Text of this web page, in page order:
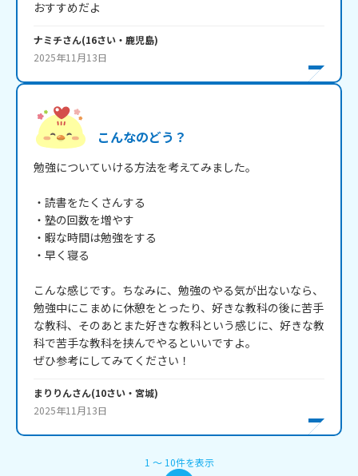
おすすめだよ
ナミチさん(16さい・ 鹿児島)
2025年11月13日
こんなのどう？
勉強についていける方法を考えてみました。
・読書をたくさんする
・塾の回数を増やす
・暇な時間は勉強をする
・早く寝る
こんな感じです。ちなみに、勉強のやる気が出ないなら、
勉強中にこまめに休憩をとったり、好きな教科の後に苦手
な教科、そのあとまた好きな教科という感じに、好きな教
科で苦手な教科を挟んでやるといいですよ。
ぜひ参考にしてみてください！
まりりんさん(10さい・ 宮城)
2025年11月13日
1 〜 10件を表示